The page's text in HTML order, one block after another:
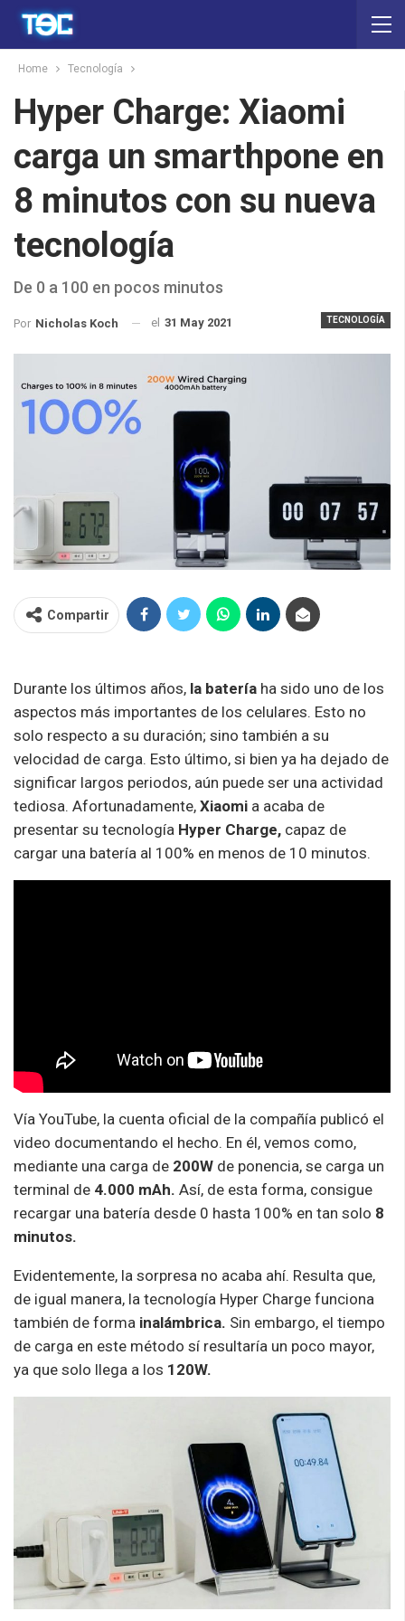
Home Tecnología
Hyper Charge: Xiaomi
carga un smarthpone en
8 minutos con su nueva
tecnología
De 0 a 100 en pocos minutos
TECNOLOGÍA
Por Nicholas Koch el 31 May 2021
Compartir
Durante los últimos años, la batería ha sido uno de los
aspectos más importantes de los celulares. Esto no
solo respecto a su duración; sino también a su
velocidad de carga. Esto último, si bien ya ha dejado de
significar largos periodos, aún puede ser una actividad
tediosa. Afortunadamente, Xiaomi a acaba de
presentar su tecnología Hyper Charge, capaz de
cargar una batería al 100% en menos de 10 minutos.
Vía YouTube, la cuenta oficial de la compañía publicó el
video documentando el hecho. En él, vemos como,
mediante una carga de 200W de ponencia, se carga un
terminal de 4.000 mAh. Así, de esta forma, consigue
recargar una batería desde 0 hasta 100% en tan solo 8
minutos.
Evidentemente, la sorpresa no acaba ahí. Resulta que,
de igual manera, la tecnología Hyper Charge funciona
también de forma inalámbrica. Sin embargo, el tiempo
de carga en este método sí resultaría un poco mayor,
ya que solo llega a los 120W.